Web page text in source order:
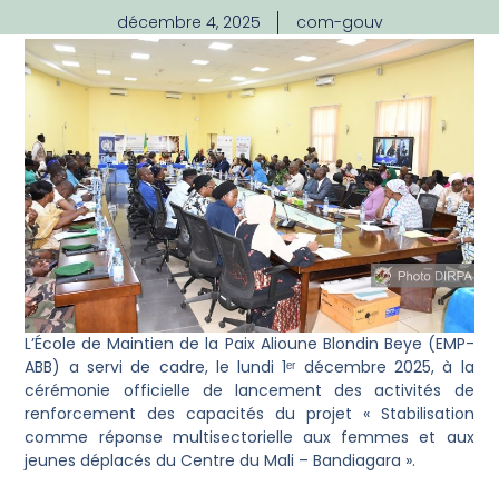
décembre 4, 2025 com-gouv
L’École de Maintien de la Paix Alioune Blondin Beye (EMP-
ABB) a servi de cadre, le lundi 1ᵉʳ décembre 2025, à la
cérémonie officielle de lancement des activités de
renforcement des capacités du projet « Stabilisation
comme réponse multisectorielle aux femmes et aux
jeunes déplacés du Centre du Mali – Bandiagara ».